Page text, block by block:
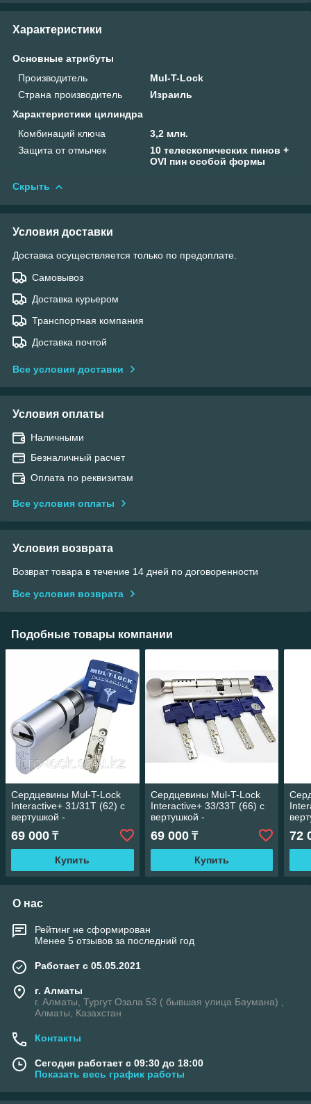
Характеристики
Основные атрибуты
Производитель
Mul-T-Lock
Страна производитель
Израиль
Характеристики цилиндра
Комбинаций ключа
3,2 млн.
Защита от отмычек
10 телескопических пинов +
OVI пин особой формы
Скрыть
Условия доставки
Доставка осуществляется только по предоплате.
Самовывоз
Доставка курьером
Транспортная компания
Доставка почтой
Все условия доставки
Условия оплаты
Наличными
Безналичный расчет
Оплата по реквизитам
Все условия оплаты
Условия возврата
Возврат товара в течение 14 дней по договоренности
Все условия возврата
Подобные товары компании
Сердцевины Mul-T-Lock
Interactive+ 31/31Т (62) с
вертушкой -
Высокосекретные
цилиндры.
69 000 ₸
Купить
Сердцевины Mul-T-Lock
Interactive+ 33/33Т (66) с
вертушкой -
Высокосекретные
цилиндры.
69 000₸
Купить
72
О нас
Рейтинг не сформирован
Менее 5 отзывов за последний год
Работает с 05.05.2021
г. Алматы
г. Алматы, Тургут Озала 53 ( бывшая улица Баумана) ,
Алматы, Казахстан
Контакты
Сегодня работает с 09:30 до 18:00
Показать весь график работы